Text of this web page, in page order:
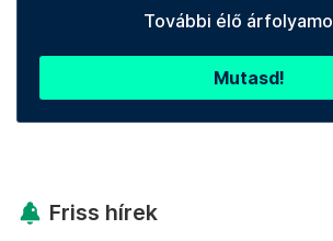
További élő
Mutasd!
Friss hírek